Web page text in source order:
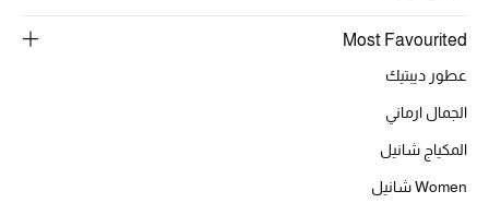
الموسم الجديد
الحقائب النسائية
Most Favourited
عطور ديبتيك
الجمال ارماني
المكياج شانيل
Women شانيل